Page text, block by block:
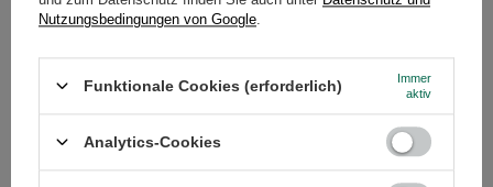
Brauchen Sie Hilfe? Haben Sie Fragen?
umgehend antworten und die
interessantesten Fragen und Antworten für
Stelle eine Frage
Nutzungsbedingungen von Google
Funktionale Cookies (erforderlich)
Immer
aktiv
Analytics-Cookies